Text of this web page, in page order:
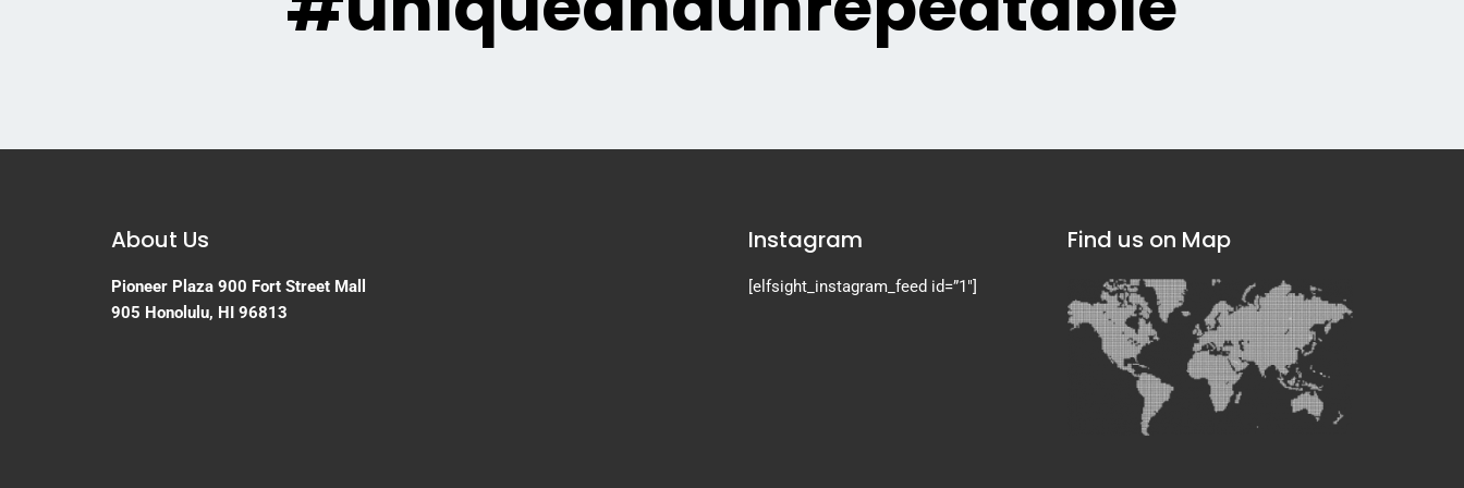
About Us
Pioneer Plaza 900 Fort Street Mall
905 Honolulu, HI 96813
Instagram
[elfsight_instagram_feed id=”1″]
Find us on Map